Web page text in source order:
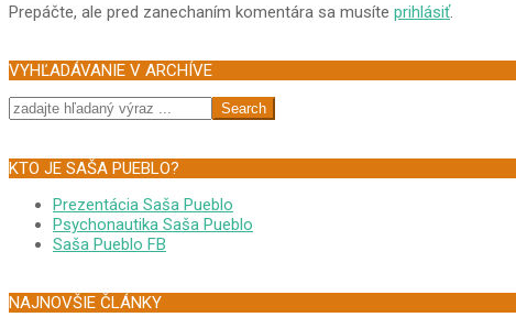
Prepáčte, ale pred zanechaním komentára sa musíte prihlásiť.
VYHĽADÁVANIE V ARCHÍVE
Search
KTO JE SAŠA PUEBLO?
Prezentácia Saša Pueblo
Psychonautika Saša Pueblo
Saša Pueblo FB
NAJNOVŠIE ČLÁNKY